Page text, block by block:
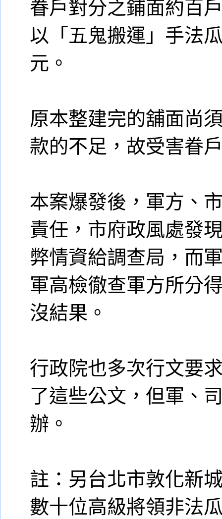
眷戶對分之鋪面約百
以「五鬼搬運」手法
元。
原本整建完的舖面尚
款的不足，故受害眷
本案爆發後，軍方、
責任，市府政風處發
弊情資給調查局，而
軍高檢徹查軍方所分
沒結果。
行政院也多次行文要
了這些公文，但軍、
辦。
註：另台北市敦化新
數十位高級將領非法